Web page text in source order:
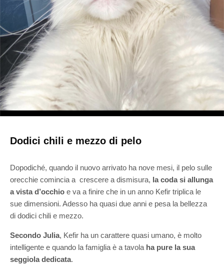
Dodici chili e mezzo di pelo
Dopodiché, quando il nuovo arrivato ha nove mesi, il pelo sulle
orecchie comincia a crescere a dismisura, la coda si allunga
a vista d’occhio e va a finire che in un anno Kefir triplica le
sue dimensioni. Adesso ha quasi due anni e pesa la bellezza
di dodici chili e mezzo.
Secondo Julia, Kefir ha un carattere quasi umano, è molto
intelligente e quando la famiglia è a tavola ha pure la sua
seggiola dedicata.